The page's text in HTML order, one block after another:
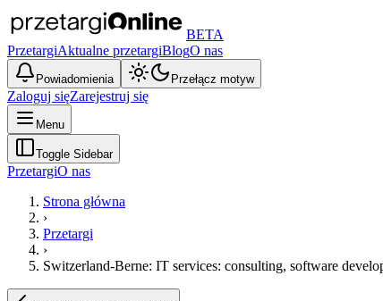
BETA
PrzetargiAktualne przetargiBlogO nas
Powiadomienia Przełącz motyw
Zaloguj sięZarejestruj się
Menu
Toggle Sidebar
PrzetargiO nas
Strona główna
›
Przetargi
›
Switzerland-Berne: IT services: consulting, software